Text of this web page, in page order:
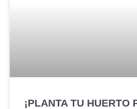
¡PLANTA TU HUERTO